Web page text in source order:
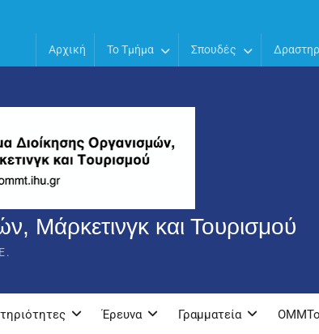
Αρχική Το Τμήμα Σπουδές
Μάρκετινγκ και Τουρισμού
Έρευνα Γραμματεία